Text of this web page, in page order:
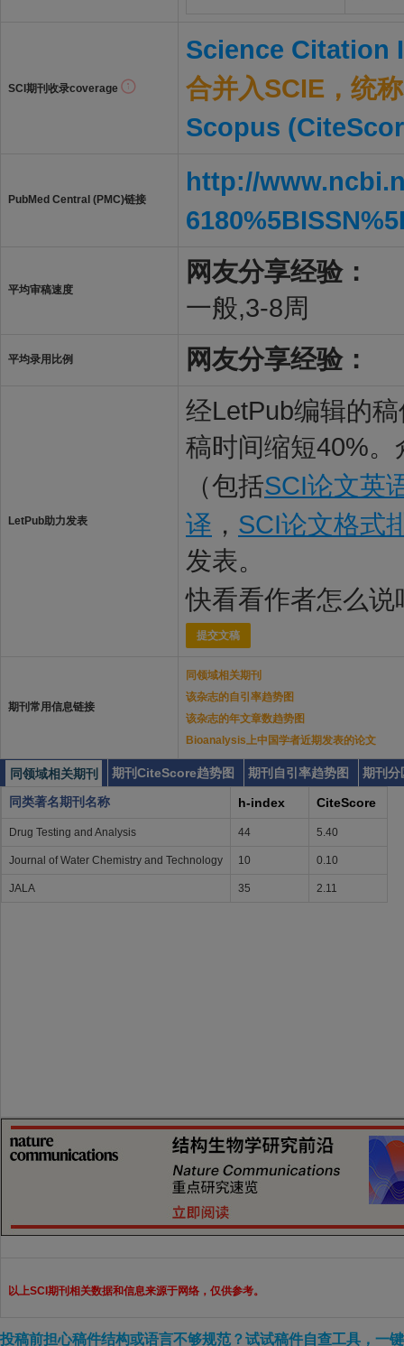
SCI期刊收录coverage
Science Citation
合并入SCIE，统
Scopus
PubMed Central (PMC)链接
http://
平均审稿速度
网友分享经验：
一般,3-8周
平均录用比例 网友分享经验：
LetPub助力发表
经LetPub编辑的
稿时间缩短40%
（包括SCI论文英
译 ， SCI论文格式
发表。
快看看作者怎么说
提交文稿
期刊常用信息链接
同领域相关期刊
该杂志的自引率趋势图
该杂志的年文章数趋势图
Bioanalysis上中国学者近期发表的论文
同领域相关期刊 期刊CiteScore趋势图 期刊自引率趋势图
期刊分
同类著名期刊名称
h-index CiteScore
Drug Testing and Analysis 44 5.40
Journal of Water Chemistry and Technology 10 0.10
JALA 35 2.11
以上SCI期刊相关数据和信息来源于网络，仅供参考。
投稿前担心稿件结构或语言不够规范？试试稿件自查工具，一